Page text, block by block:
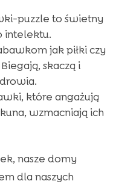
puzzle to świetny
intelektu.
jak piłki czy
skaczą i
które angażują
wzmacniają ich
nasze domy
dla naszych